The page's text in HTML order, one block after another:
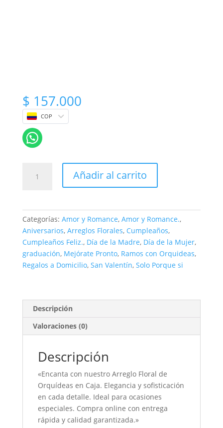
$ 157.000
COP
floral
caja
cantidad
Añadir al carrito
Categorías: Amor y Romance, Amor y Romance.,
Aniversarios, Arreglos Florales, Cumpleaños,
Cumpleaños Feliz., Día de la Madre, Día de la Mujer,
graduación, Mejórate Pronto, Ramos con Orquideas,
Regalos a Domicilio, San Valentín, Solo Porque si
Descripción
Valoraciones (0)
Descripción
«Encanta con nuestro Arreglo Floral de
Orquídeas en Caja. Elegancia y sofisticación
en cada detalle. Ideal para ocasiones
especiales. Compra online con entrega
rápida y calidad garantizada.»